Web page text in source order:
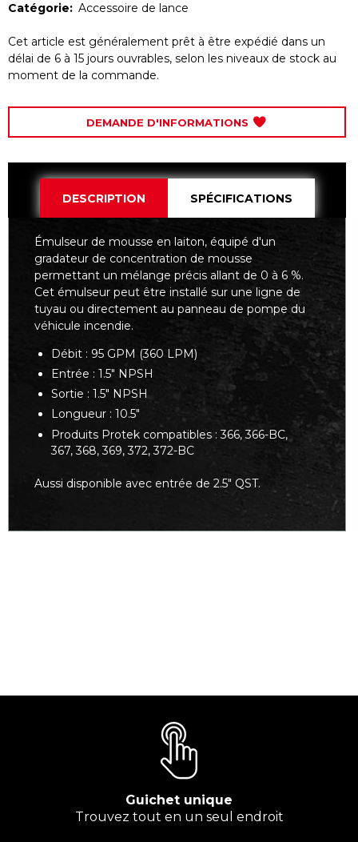
Catégorie: Accessoire de lance
Cet article est généralement prêt à être expédié dans un
délai de 6 à 15 jours ouvrables, selon les niveaux de stock au
moment de la commande.
DEMANDE D'INFORMATIONS
DESCRIPTION SPÉCIFICATIONS
Émulseur de mousse en laiton, équipé d'un
gradateur de concentration de mousse
permettant un mélange précis allant de 0 à 6 %.
Cet émulseur peut être installé sur une ligne de
tuyau ou directement au panneau de pompe du
véhicule incendie.
Débit : 95 GPM (360 LPM)
Entrée : 1.5" NPSH
Sortie : 1.5" NPSH
Longueur : 10.5"
Produits Protek compatibles : 366, 366-BC,
367, 368, 369, 372, 372-BC
Aussi disponible avec entrée de 2.5" QST.
Guichet unique
Trouvez tout en un seul endroit